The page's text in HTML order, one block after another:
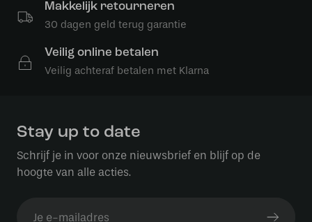
Makkelijk retourneren
30 dagen geld terug garantie
Veilig online betalen
Veilig achteraf betalen met Klarna
Stay up to date
Schrijf je in voor onze nieuwsbrief en blijf op de
hoogte van alle acties.